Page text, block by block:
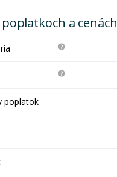
a cenách
poplatok